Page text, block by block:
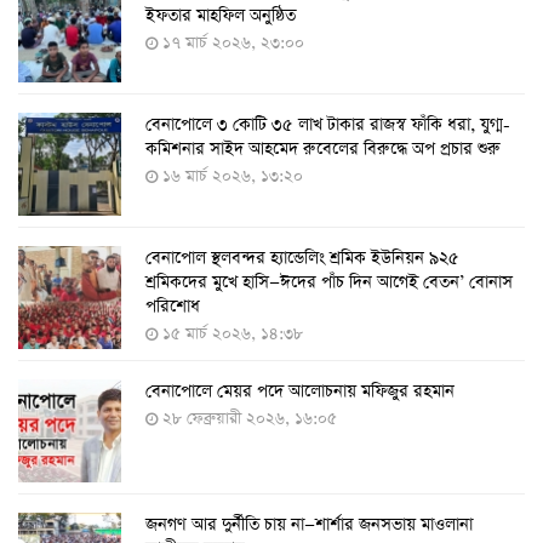
ঘণ্টা
৭ আগস্ট ২০২২, ১৪:০৩
১১ আগস্ট থেকে পরীক্ষামূলকভাবে শুরু শিশুদের করোনা টিকা
দেওয়া
৭ আগস্ট ২০২২, ১৩:৫৩
করোনায় ৫ জনের মৃত্যু, শনাক্ত ৬২৬
২৭ জুলাই ২০২২, ১৭:৩৮
দেশে করোনায় শনাক্তের সংখ্যা ২০ লাখ ছাড়াল
২১ জুলাই ২০২২, ১৭:৫৪
করোনায় একদিনে মৃত্যু ও শনাক্ত বেড়েছে
ইফতার মাহফিল অনুষ্ঠিত
১৭ মার্চ ২০২৬, ২৩:০০
বেনাপোলে ৩ কোটি ৩৫ লাখ টাকার রাজস্ব ফাঁকি ধরা, যুগ্ম-
কমিশনার সাইদ আহমেদ রুবেলের বিরুদ্ধে অপ প্রচার শুরু
১৬ মার্চ ২০২৬, ১৩:২০
বেনাপোল স্থলবন্দর হ্যান্ডেলিং শ্রমিক ইউনিয়ন ৯২৫
শ্রমিকদের মুখে হাসি—ঈদের পাঁচ দিন আগেই বেতন’ বোনাস
পরিশোধ
১৫ মার্চ ২০২৬, ১৪:৩৮
বেনাপোলে মেয়র পদে আলোচনায় মফিজুর রহমান
২৮ ফেব্রুয়ারী ২০২৬, ১৬:০৫
জনগণ আর দুর্নীতি চায় না—শার্শার জনসভায় মাওলানা